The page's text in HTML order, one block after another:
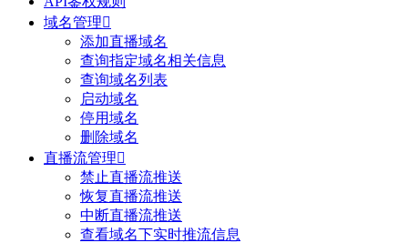
域名管理
添加直播域名
查询指定域名相关信息
查询域名列表
启动域名
停用域名
删除域名
直播流管理
禁止直播流推送
恢复直播流推送
中断直播流推送
查看域名下实时推流信息